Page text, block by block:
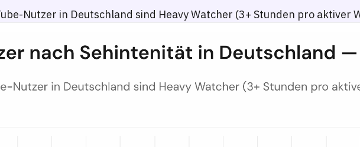
Nutzer in Deutschland sind Heavy Watcher (3+ Stunden pro aktiver